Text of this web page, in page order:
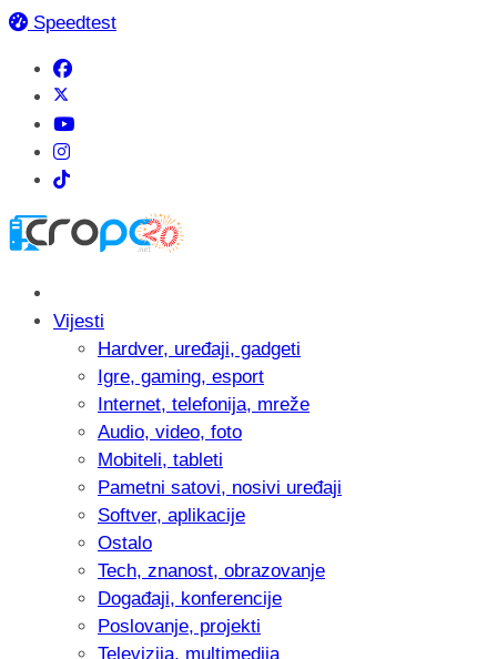
Speedtest
Vijesti
Hardver, uređaji, gadgeti
Igre, gaming, esport
Internet, telefonija, mreže
Audio, video, foto
Mobiteli, tableti
Pametni satovi, nosivi uređaji
Softver, aplikacije
Ostalo
Tech, znanost, obrazovanje
Događaji, konferencije
Poslovanje, projekti
Televizija, multimedija